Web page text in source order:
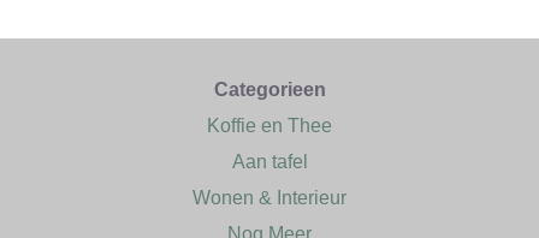
Categorieen
Koffie en Thee
Aan tafel
Wonen & Interieur
Nog Meer